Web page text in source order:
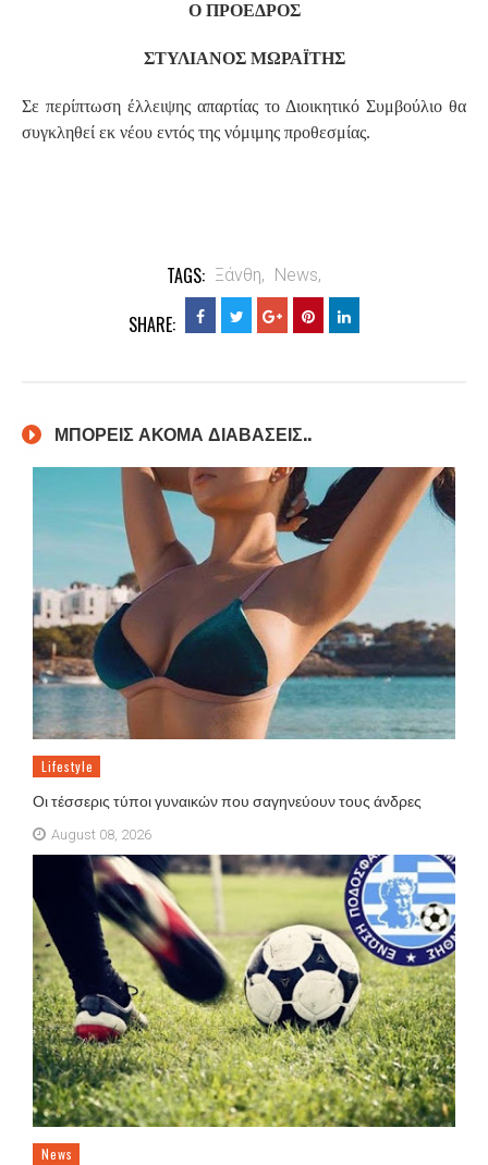
Ο ΠΡΟΕΔΡΟΣ
ΣΤΥΛΙΑΝΟΣ ΜΩΡΑΪΤΗΣ
Σε περίπτωση έλλειψης απαρτίας το Διοικητικό Συμβούλιο θα
συγκληθεί εκ νέου εντός της νόμιμης προθεσμίας.
TAGS: Ξάνθη, News,
SHARE:
ΜΠΟΡΕΙΣ ΑΚΟΜΑ ΔΙΑΒΑΣΕΙΣ..
Lifestyle
Οι τέσσερις τύποι γυναικών που σαγηνεύουν τους άνδρες
August 08, 2026
News